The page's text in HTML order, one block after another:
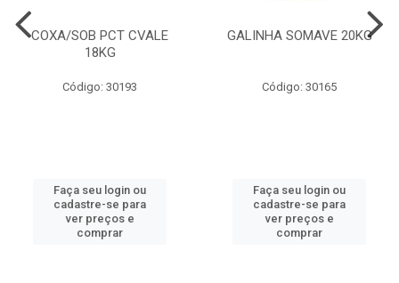
COXA/SOB PCT CVALE
18KG
Código: 30193
Faça seu login ou
cadastre-se para
ver preços e
comprar
GALINHA SOMAVE 20KG
Código: 30165
Faça seu login ou
cadastre-se para
ver preços e
comprar